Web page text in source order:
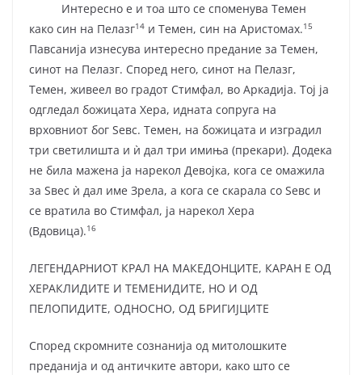
Интересно е и тоа што се споменува Темен
како син на Пелазг14 и Темен, син на Аристомах.15
Павсанија изнесува интересно предание за Темен,
синот на Пелазг. Според него, синот на Пелазг,
Темен, живеел во градот Стимфал, во Аркадија. Тој ја
одгледал божицата Хера, идната сопруга на
врховниот бог Ѕевс. Темен, на божицата и изградил
три светилишта и ѝ дал три имиња (прекари). Додека
не била мажена ја нарекол Девојка, кога се омажила
за Ѕвес ѝ дал име Зрела, а кога се скарала со Ѕевс и
се вратила во Стимфал, ја нарекол Хера
(Вдовица).16
ЛЕГЕНДАРНИОТ КРАЛ НА МАКЕДОНЦИТЕ, КАРАН Е ОД
ХЕРАКЛИДИТЕ И ТЕМЕНИДИТЕ, НО И ОД
ПЕЛОПИДИТЕ, ОДНОСНО, ОД БРИГИЈЦИТЕ
Според скромните сознанија од митолошките
преданија и од античките автори, како што се